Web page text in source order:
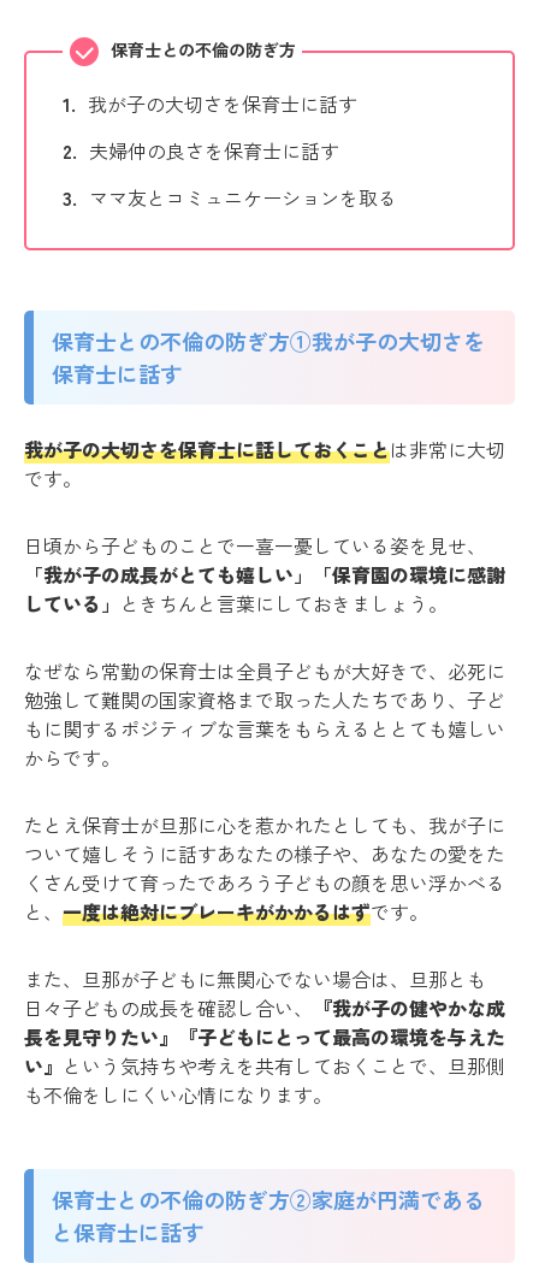
保育士との不倫の防ぎ方
我が子の大切さを保育士に話す
夫婦仲の良さを保育士に話す
ママ友とコミュニケーションを取る
保育士との不倫の防ぎ方①我が子の大切さを
保育士に話す
我が子の大切さを保育士に話しておくことは非常に大切
です。
日頃から子どものことで一喜一憂している姿を見せ、
「我が子の成長がとても嬉しい」「保育園の環境に感謝
している」 ときちんと言葉にしておきましょう。
なぜなら常勤の保育士は全員子どもが大好きで、必死に
勉強して難関の国家資格まで取った人たちであり、子ど
もに関するポジティブな言葉をもらえるととても嬉しい
からです。
たとえ保育士が旦那に心を惹かれたとしても、我が子に
ついて嬉しそうに話すあなたの様子や、あなたの愛をた
くさん受けて育ったであろう子どもの顔を思い浮かべる
と、 一度は絶対にブレーキがかかるはずです。
また、旦那が子どもに無関心でない場合は、旦那とも
日々子どもの成長を確認し合い、
『我が子の健やかな成
長を見守りたい』『子どもにとって最高の環境を与えた
い』 という気持ちや考えを共有しておくことで、旦那側
も不倫をしにくい心情になります。
保育士との不倫の防ぎ方②家庭が円満である
と保育士に話す